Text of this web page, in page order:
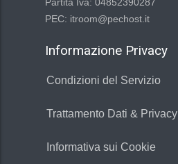
PEC: itroom@pechost.it
Informazione Privacy
Condizioni del Servizio
Trattamento Dati & Privacy
Informativa sui Cookie